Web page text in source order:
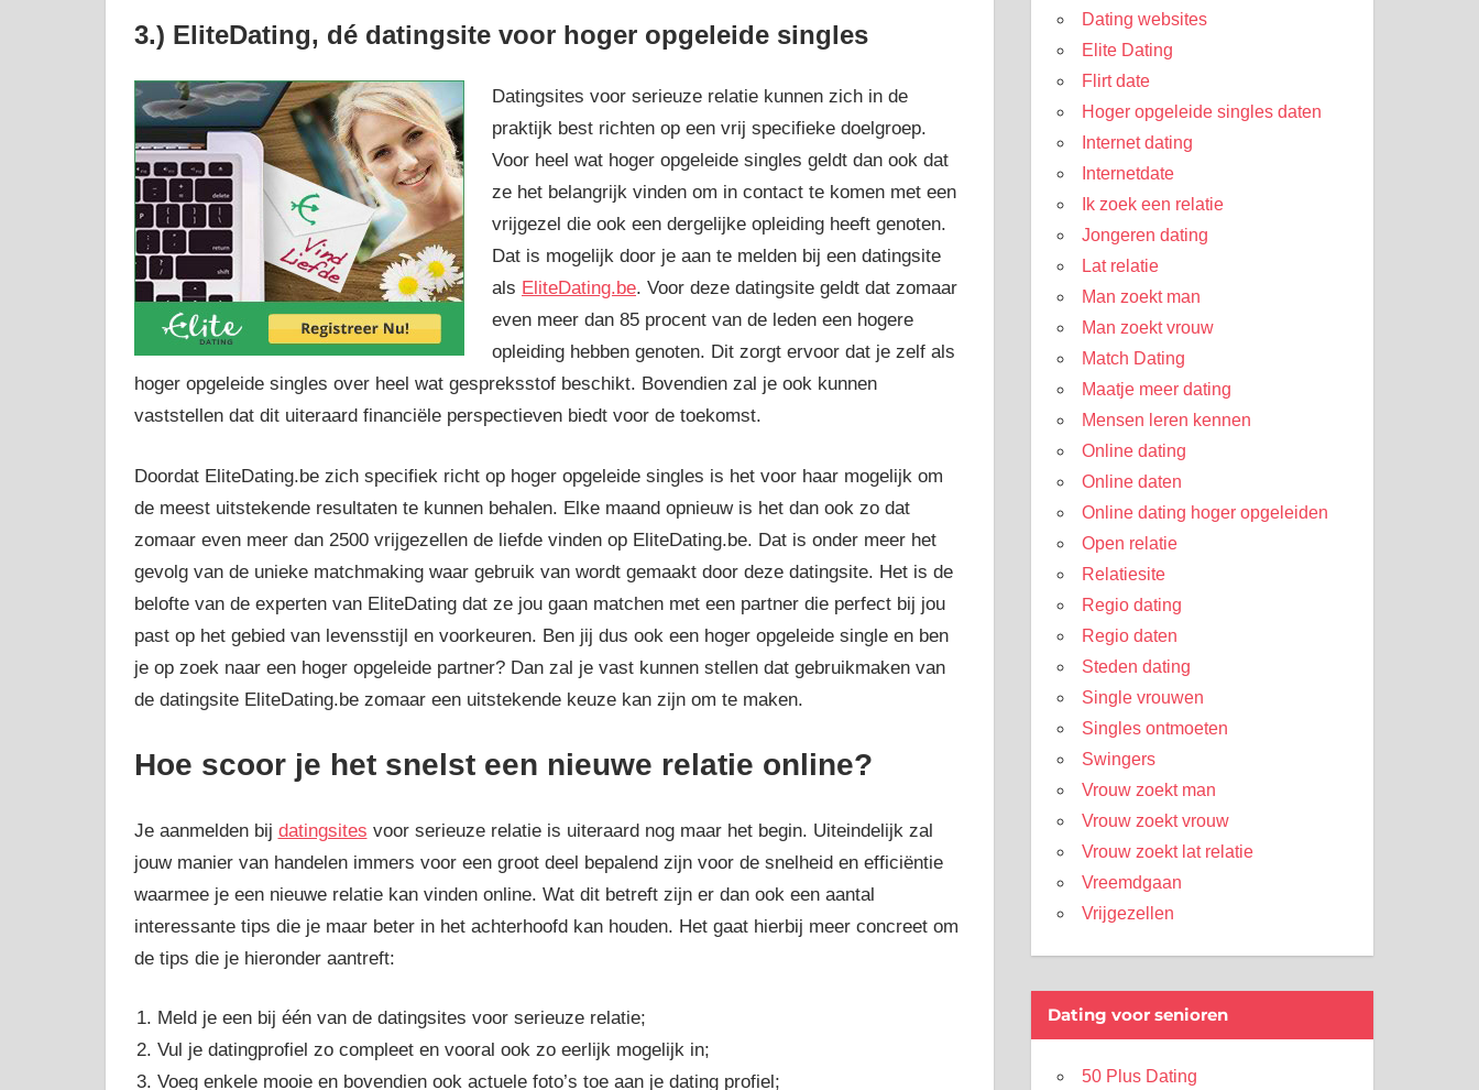
3.) EliteDating, dé datingsite voor hoger opgeleide singles
Datingsites voor serieuze relatie kunnen zich in de
praktijk best richten op een vrij specifieke doelgroep.
Voor heel wat hoger opgeleide singles geldt dan ook dat
ze het belangrijk vinden om in contact te komen met een
vrijgezel die ook een dergelijke opleiding heeft genoten.
Dat is mogelijk door je aan te melden bij een datingsite
als EliteDating.be. Voor deze datingsite geldt dat zomaar
even meer dan 85 procent van de leden een hogere
opleiding hebben genoten. Dit zorgt ervoor dat je zelf als
hoger opgeleide singles over heel wat gespreksstof beschikt. Bovendien zal je ook kunnen
vaststellen dat dit uiteraard financiële perspectieven biedt voor de toekomst.
Doordat EliteDating.be zich specifiek richt op hoger opgeleide singles is het voor haar mogelijk om
de meest uitstekende resultaten te kunnen behalen. Elke maand opnieuw is het dan ook zo dat
zomaar even meer dan 2500 vrijgezellen de liefde vinden op EliteDating.be. Dat is onder meer het
gevolg van de unieke matchmaking waar gebruik van wordt gemaakt door deze datingsite. Het is de
belofte van de experten van EliteDating dat ze jou gaan matchen met een partner die perfect bij jou
past op het gebied van levensstijl en voorkeuren. Ben jij dus ook een hoger opgeleide single en ben
je op zoek naar een hoger opgeleide partner? Dan zal je vast kunnen stellen dat gebruikmaken van
de datingsite EliteDating.be zomaar een uitstekende keuze kan zijn om te maken.
Hoe scoor je het snelst een nieuwe relatie online?
Je aanmelden bij datingsites voor serieuze relatie is uiteraard nog maar het begin. Uiteindelijk zal
jouw manier van handelen immers voor een groot deel bepalend zijn voor de snelheid en efficiëntie
waarmee je een nieuwe relatie kan vinden online. Wat dit betreft zijn er dan ook een aantal
interessante tips die je maar beter in het achterhoofd kan houden. Het gaat hierbij meer concreet om
de tips die je hieronder aantreft:
Meld je een bij één van de datingsites voor serieuze relatie;
Vul je datingprofiel zo compleet en vooral ook zo eerlijk mogelijk in;
Voeg enkele mooie en bovendien ook actuele foto’s toe aan je dating profiel;
Dating websites
Elite Dating
Flirt date
Hoger opgeleide singles daten
Internet dating
Internetdate
Ik zoek een relatie
Jongeren dating
Lat relatie
Man zoekt man
Man zoekt vrouw
Match Dating
Maatje meer dating
Mensen leren kennen
Online dating
Online daten
Online dating hoger opgeleiden
Open relatie
Relatiesite
Regio dating
Regio daten
Steden dating
Single vrouwen
Singles ontmoeten
Swingers
Vrouw zoekt man
Vrouw zoekt vrouw
Vrouw zoekt lat relatie
Vreemdgaan
Vrijgezellen
Dating voor senioren
50 Plus Dating